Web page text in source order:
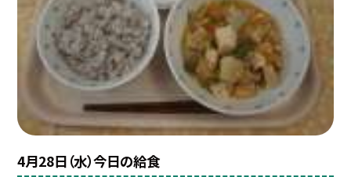
4月28日（水）今日の給食